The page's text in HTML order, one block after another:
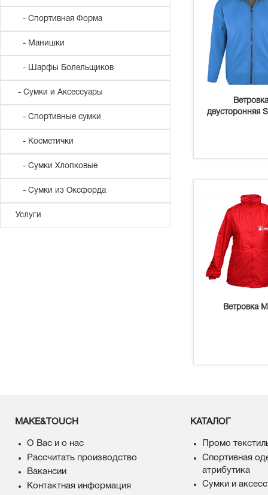
- Спортивная Форма
- Манишки
- Шарфы Болельщиков
- Сумки и Аксессуары
- Спортивные сумки
- Косметички
- Сумки Хлопковые
- Сумки из Оксфорда
Услуги
двусторонняя
Ветровка
MAKE&TOUCH
О Вас и о нас
Рассчитать производство
Вакансии
Контактная информация
КАТАЛОГ
Промо
Спортивная
атрибутика
Сумки и